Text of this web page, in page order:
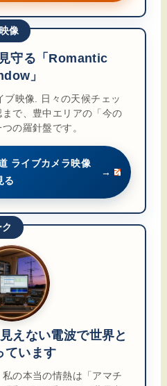
像
守る「Romantic
」
ブ映像. 日々の天候チェッ
で、豊中エリアの「今の
の羅針盤です。
ライブカメラ映像
る
→
えない電波で世界と
ています
の本当の情熱は「アマチ